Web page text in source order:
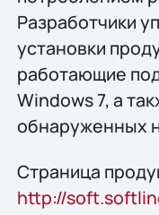
Разработчики
установки
работающие
Windows 7, а
обнаруженных
Страница
http://